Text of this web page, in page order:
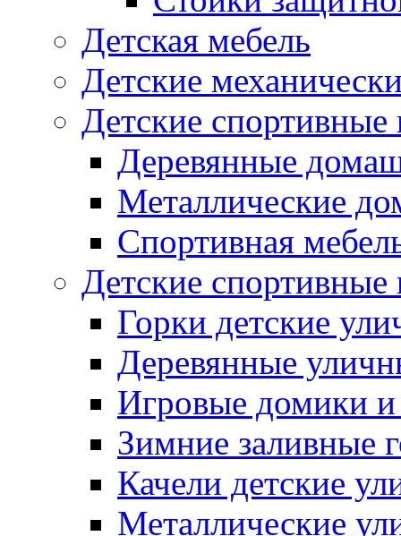
Детская мебель
Детские
Детские
Деревянные
Металлические
Спортивная
Детские
Горки детские
Деревянные
Игровые домики и
Зимние заливные
Качели детские
Металлические